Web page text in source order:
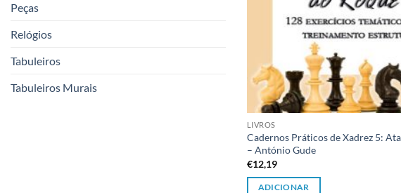
Peças
Relógios
Tabuleiros
Tabuleiros Murais
LIVROS
Cadernos Práticos de Xadrez 5:
– António Gude
€12,19
ADICIONAR